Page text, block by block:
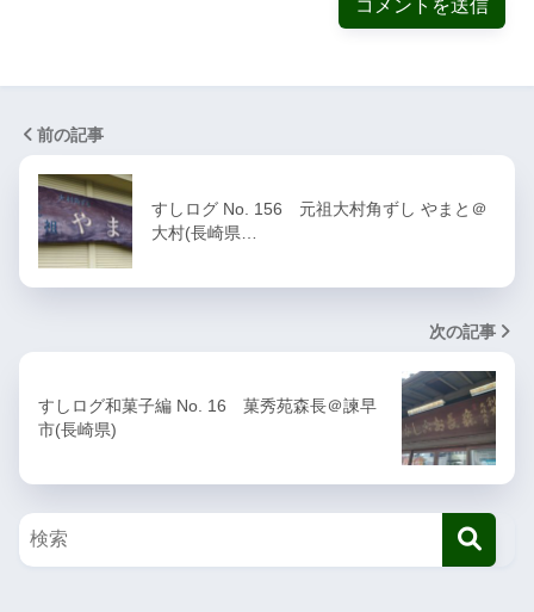
前の記事
すしログ No. 156 元祖大村角ずし やまと＠
大村(長崎県…
次の記事
すしログ和菓子編 No. 16 菓秀苑森長＠諫早
市(長崎県)